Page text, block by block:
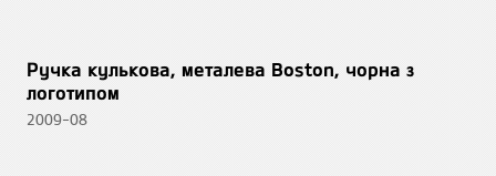
Ручка кулькова, металева Boston, чорна з
логотипом
2009-08